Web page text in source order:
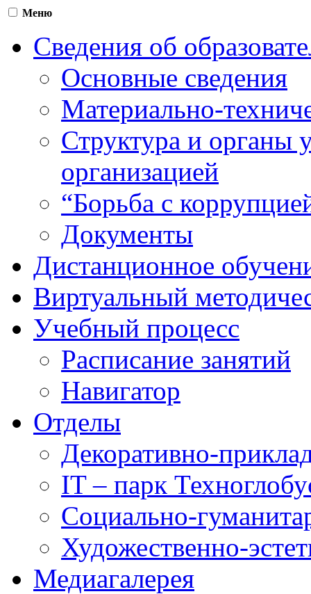
Меню
Сведения об
Основные сведения
Материально-
Структура и органы
организацией
“Борьба с
Документы
Дистанционное
Виртуальный
Учебный процесс
Расписание занятий
Навигатор
Отделы
Декоративно-
IT – парк
Социально-
Художественно-
Медиагалерея